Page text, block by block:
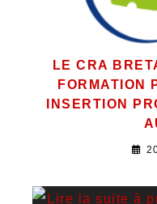
LE CRA
FORMATION
INSERTION